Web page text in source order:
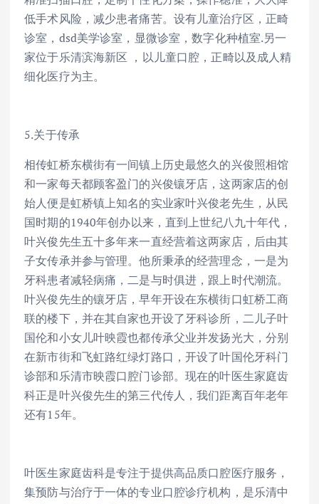
低手术风险，减少患者痛苦。设有儿童治疗区，正畸
诊室，dsd美学诊室，显微诊室，数字化种植室.另一
家位于乐清滨海新区 ，以儿童口腔，正畸以及成人精
细化医疗为主。
5.关于传承
相传虹桥东横街有一间镇上历史最悠久的兴俊照相馆
和一家每天都顾客盈门的兴俊镶牙店，这两家店的创
始人便是虹桥镇上知名的实业家叶兴俊老先生，从民
国时期的1940年创办以来，直到上世纪八九十年代，
叶兴俊先生五十多年来一直经营着这两家店，后由其
子女传承并参与管理。他所秉承的经营理念，一是为
牙科患者减轻病痛，二是与时俱进，跟上时代潮流。
叶兴俊先生的镶牙店，早年开设在东横街口虹桥工商
联的楼下，并在其自家也开设了牙科诊所，二儿子叶
国伦和小女儿叶映霞也都传承父业并发扬光大，分别
在新市街和飞虹路红绿灯路口，开设了叶国伦牙科门
诊部和乐清市映霞口腔门诊部。现在的叶医生家庭齿
科正是叶兴俊先生的第三代传人，我们距离百年老年
还有15年。
叶医生家庭齿科是专注于提供高品质口腔医疗服务，
集预防与治疗于一体的专业口腔诊疗机构，是乐清中